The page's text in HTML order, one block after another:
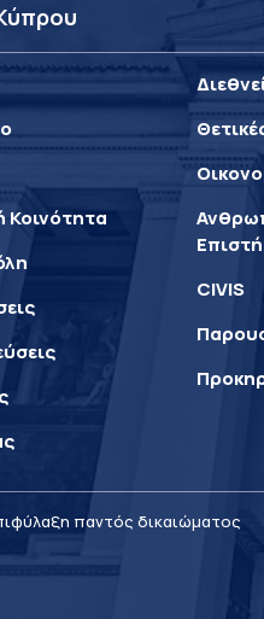
Κοινότητα
CIVIS
παντός δικαιώματος